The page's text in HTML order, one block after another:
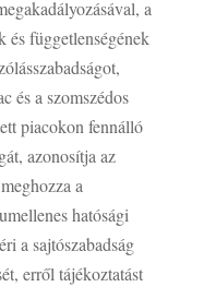
a
és függetlenségének
és a szomszédos
piacokon fennálló
azonosítja az
a
hatósági
a sajtószabadság
erről tájékoztatást